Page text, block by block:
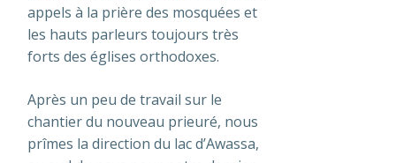
appels à la prière des mosquées et
les hauts parleurs toujours très
forts des églises orthodoxes.
Après un peu de travail sur le
chantier du nouveau prieuré, nous
prîmes la direction du lac d’Awassa,